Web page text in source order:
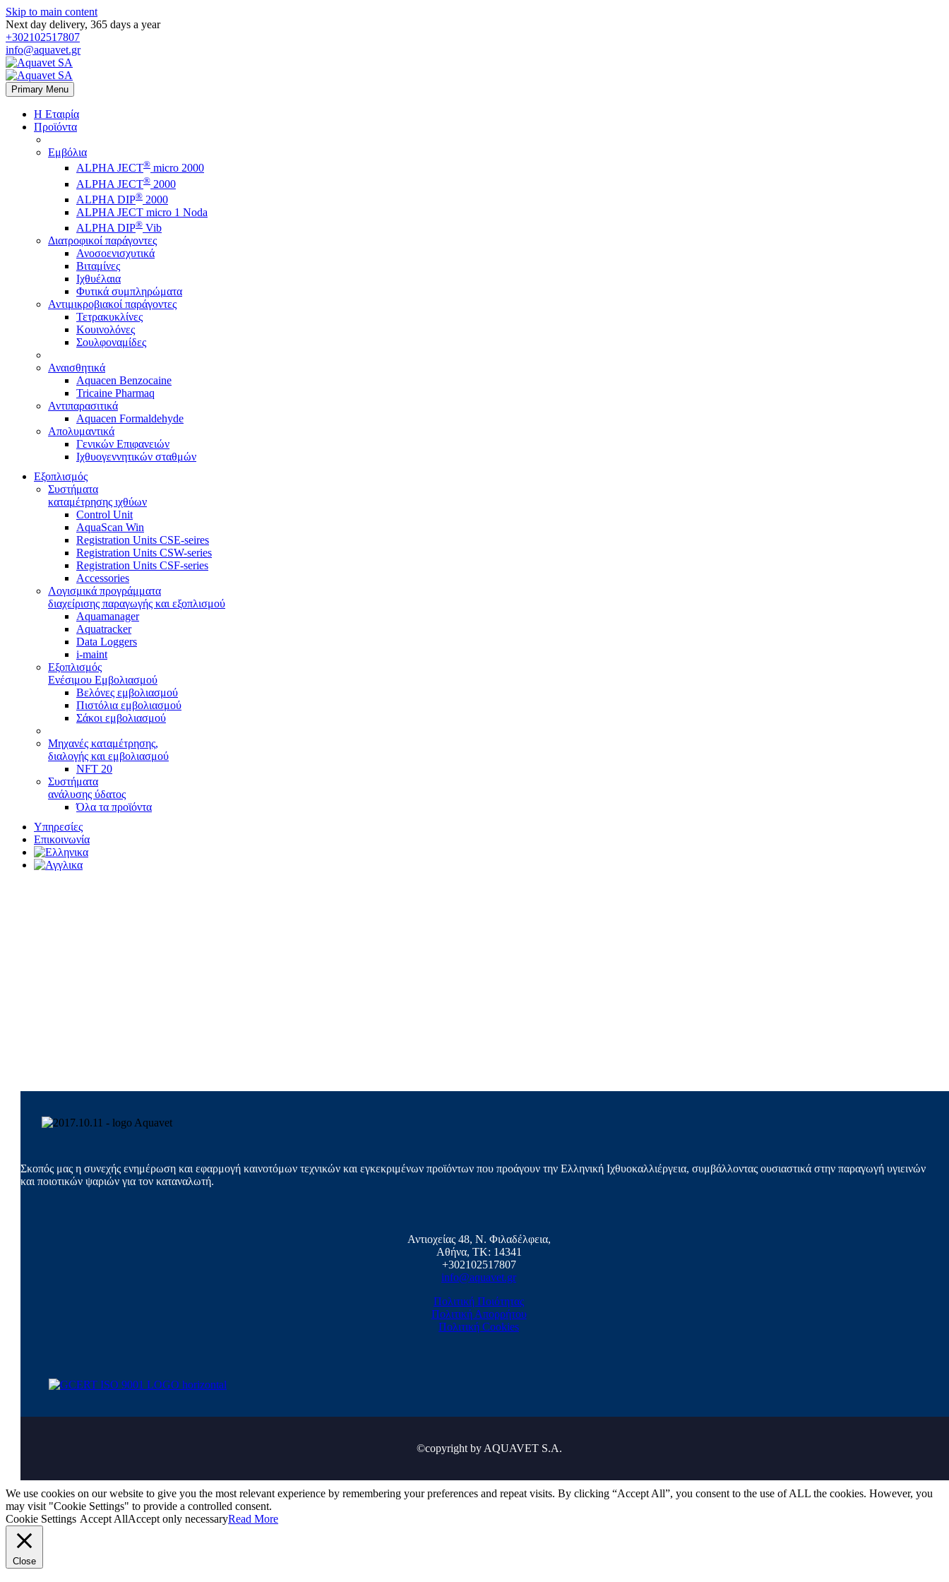
Skip to main content
Next day delivery, 365 days a year
+302102517807
info@aquavet.gr
Primary Menu
Η Εταιρία
Προϊόντα
Εμβόλια
ALPHA JECT® micro 2000
ALPHA JECT® 2000
ALPHA DIP® 2000
ALPHA JECT micro 1 Νoda
ALPHA DIP® Vib
Διατροφικοί παράγοντες
Ανοσοενισχυτικά
Βιταμίνες
Ιχθυέλαια
Φυτικά συμπληρώματα
Αντιμικροβιακοί παράγοντες
Τετρακυκλίνες
Κουινολόνες
Σουλφοναμίδες
Αναισθητικά
Aquacen Benzocaine
Tricaine Pharmaq
Αντιπαρασιτικά
Aquacen Formaldehyde
Απολυμαντικά
Γενικών Επιφανειών
Ιχθυογεννητικών σταθμών
Εξοπλισμός
Συστήματα
καταμέτρησης ιχθύων
Control Unit
AquaScan Win
Registration Units CSE-seires
Registration Units CSW-series
Registration Units CSF-series
Accessories
Λογισμικά προγράμματα
διαχείρισης παραγωγής και εξοπλισμού
Aquamanager
Aquatracker
Data Loggers
i-maint
Εξοπλισμός
Ενέσιμου Εμβολιασμού
Βελόνες εμβολιασμού
Πιστόλια εμβολιασμού
Σάκοι εμβολιασμού
Μηχανές καταμέτρησης,
διαλογής και εμβολιασμού
NFT 20
Συστήματα
ανάλυσης ύδατος
Όλα τα προϊόντα
Υπηρεσίες
Επικοινωνία
Σκοπός μας η συνεχής ενημέρωση και εφαρμογή καινοτόμων τεχνικών και εγκεκριμένων προϊόντων που προάγουν την Ελληνική Ιχθυοκαλλιέργεια, συμβάλλοντας ουσιαστικά στην παραγωγή υγιεινών
και ποιοτικών ψαριών για τον καταναλωτή.
Αντιοχείας 48, Ν. Φιλαδέλφεια,
Αθήνα, ΤΚ: 14341
+302102517807
info@aquavet.gr
Πολιτική Ποιότητας
Πολιτική Απορρήτου
Πολιτική Cookies
©copyright by AQUAVET S.A.
We use cookies on our website to give you the most relevant experience by remembering your preferences and repeat visits. By clicking “Accept All”, you consent to the use of ALL the cookies. However, you
may visit "Cookie Settings" to provide a controlled consent.
Cookie Settings Accept AllAccept only necessaryRead More
Close